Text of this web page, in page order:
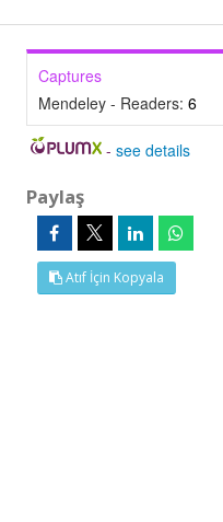
Captures
Mendeley - Readers: 6
-see details
Paylaş
Atıf İçin Kopyala